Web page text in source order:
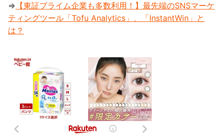
⇒ 【東証プライム企業も多数利用！】最先端のSNSマーケ
ティングツール「Tofu Analytics」、「InstantWin」と
は？